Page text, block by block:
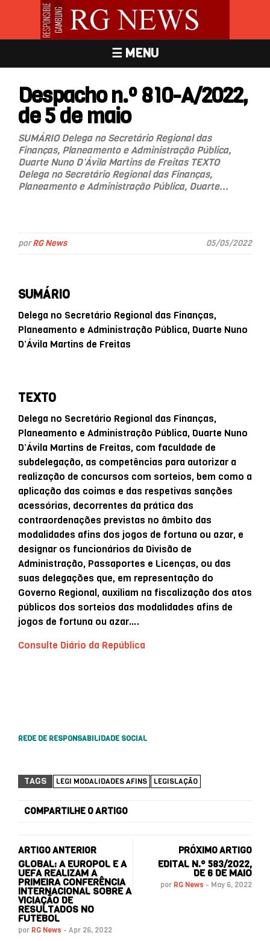
☰ MENU
Despacho n.º 810-A/2022,
de 5 de maio
SUMÁRIO Delega no Secretário Regional das
Finanças, Planeamento e Administração Pública,
Duarte Nuno D’Ávila Martins de Freitas TEXTO
Delega no Secretário Regional das Finanças,
Planeamento e Administração Pública, Duarte...
porRG News 05/05/2022
SUMÁRIO
Delega no Secretário Regional das Finanças,
Planeamento e Administração Pública, Duarte Nuno
D’Ávila Martins de Freitas
TEXTO
Delega no Secretário Regional das Finanças,
Planeamento e Administração Pública, Duarte Nuno
D’Ávila Martins de Freitas, com faculdade de
subdelegação, as competências para autorizar a
realização de concursos com sorteios, bem como a
aplicação das coimas e das respetivas sanções
acessórias, decorrentes da prática das
contraordenações previstas no âmbito das
modalidades afins dos jogos de fortuna ou azar, e
designar os funcionários da Divisão de
Administração, Passaportes e Licenças, ou das
suas delegações que, em representação do
Governo Regional, auxiliam na fiscalização dos atos
públicos dos sorteios das modalidades afins de
jogos de fortuna ou azar….
Consulte Diário da República
REDE DE RESPONSABILIDADE SOCIAL
TAGS LEGI MODALIDADES AFINS LEGISLAÇÃO
COMPARTILHE O ARTIGO
ARTIGO ANTERIOR
GLOBAL: A EUROPOL E A
UEFA REALIZAM A
PRIMEIRA CONFERÊNCIA
INTERNACIONAL SOBRE A
VICIAÇÃO DE
RESULTADOS NO
FUTEBOL
por RG News - Apr 26, 2022
PRÓXIMO ARTIGO
EDITAL N.º 583/2022,
DE 6 DE MAIO
por RG News - May 6, 2022